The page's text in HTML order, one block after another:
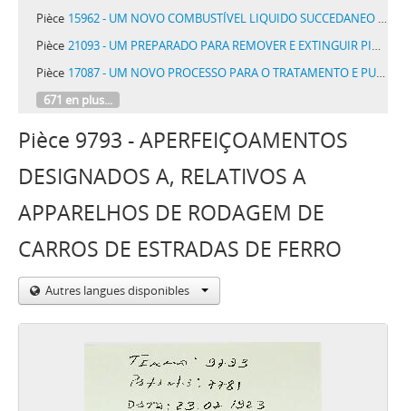
Pièce 15962 - UM NOVO COMBUSTÍVEL LIQUIDO SUCCEDANEO DO KEROZENE E DA GAZOLINA DENOMINADO ALCOOLZEMIL PARA SER EMPREGADO EM CANDIEIROS E MOTORES EM GERAL
Pièce 21093 - UM PREPARADO PARA REMOVER E EXTINGUIR PINTURAS DE VERNIZ E TINTAS A OLEO, DENOMINADO TIRADOL
Pièce 17087 - UM NOVO PROCESSO PARA O TRATAMENTO E PURIFICAÇÃO DO CARVÃO DE PEDRA E DE SUBSTANCIAS SIMILARES
671 en plus...
Pièce 9793 - APERFEIÇOAMENTOS
DESIGNADOS A, RELATIVOS A
APPARELHOS DE RODAGEM DE
CARROS DE ESTRADAS DE FERRO
Autres langues disponibles